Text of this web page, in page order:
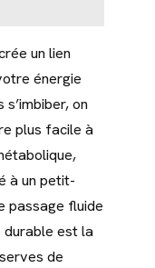
un lien
énergie
on
plus facile à
à un petit-
passage fluide
durable est la
de